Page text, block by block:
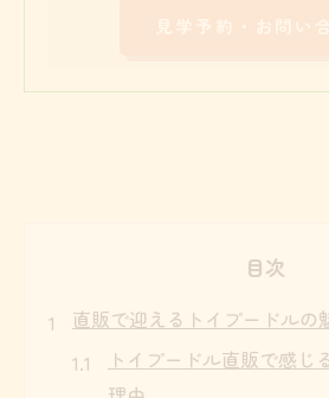
目次
直販で迎えるトイプードルの
トイプードル直販で感じ